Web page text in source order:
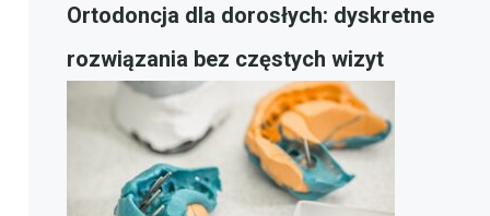
Ortodoncja dla dorosłych: dyskretne
rozwiązania bez częstych wizyt